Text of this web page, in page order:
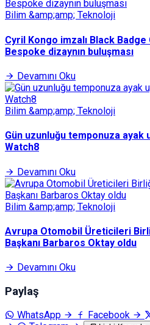
Bilim &amp;amp; Teknoloji
Cyril Kongo imzalı Black
Bespoke dizaynın buluşması
Devamını Oku
Bilim &amp;amp; Teknoloji
Gün uzunluğu temponuza ayak
Watch8
Devamını Oku
Bilim &amp;amp; Teknoloji
Avrupa Otomobil Üreticileri
Başkanı Barbaros Oktay oldu
Devamını Oku
Paylaş
WhatsApp Facebook